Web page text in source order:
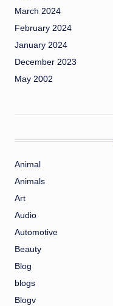
March 2024
February 2024
January 2024
December 2023
May 2002
Animal
Animals
Art
Audio
Automotive
Beauty
Blog
blogs
Blogv